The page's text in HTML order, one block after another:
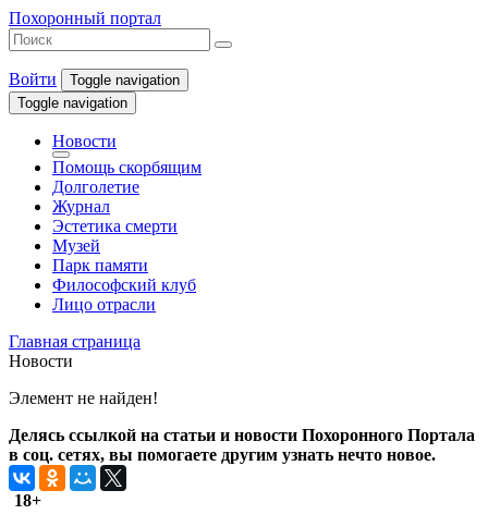
Похоронный портал
Войти
Toggle navigation
Toggle navigation
Новости
Помощь скорбящим
Долголетие
Журнал
Эстетика смерти
Музей
Парк памяти
Философский клуб
Лицо отрасли
Главная страница
Новости
Элемент не найден!
Делясь ссылкой на статьи и новости Похоронного Портала
в соц. сетях, вы помогаете другим узнать нечто новое.
18+